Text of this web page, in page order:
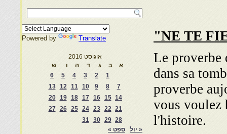
Le proverbe
dans sa
proverbe
vous voulez
l'histoire.
Powered by Translate
אוגוסט 2016
א
ב ג ד ה ו
ש
1
2
3
4
5
6
7
8
9
10
11
12
13
14
15
16
17
18
19
20
21
22
23
24
25
26
27
28
29
30
31
« יול
ספט »